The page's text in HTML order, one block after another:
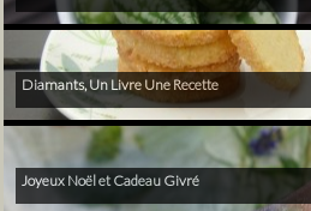
Diamants, Un Livre Une Recette
Joyeux Noël et Cadeau Givré